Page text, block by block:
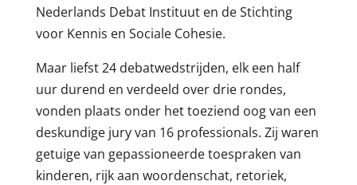
Nederlands Debat Instituut en de Stichting
voor Kennis en Sociale Cohesie.
Maar liefst 24 debatwedstrijden, elk een half
uur durend en verdeeld over drie rondes,
vonden plaats onder het toeziend oog van een
deskundige jury van 16 professionals. Zij waren
getuige van gepassioneerde toespraken van
kinderen, rijk aan woordenschat, retoriek,